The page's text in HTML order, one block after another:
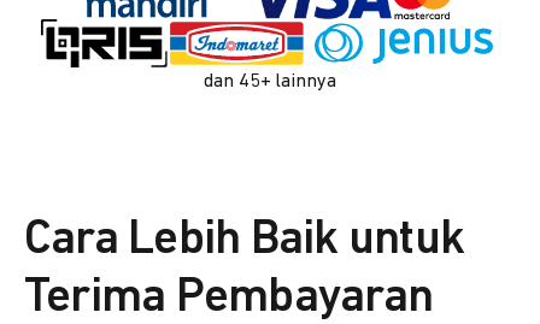
dan 45+ lainnya
Cara Lebih Baik untuk
Terima Pembayaran